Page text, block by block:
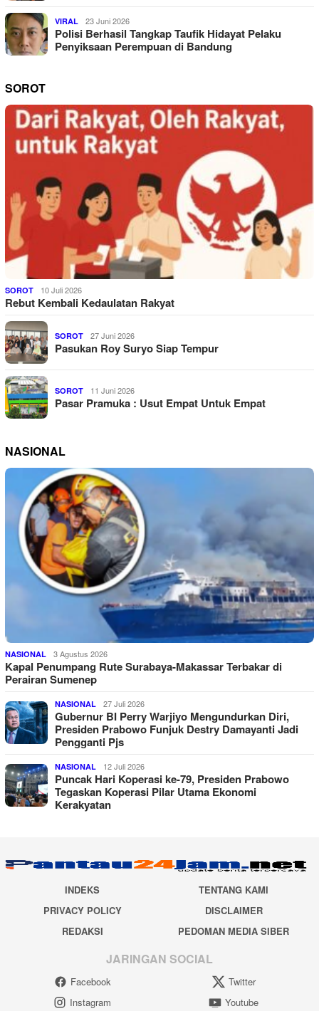
VIRAL 23 Juni 2026
Polisi Berhasil Tangkap Taufik Hidayat Pelaku
Penyiksaan Perempuan di Bandung
SOROT
SOROT 10 Juli 2026
Rebut Kembali Kedaulatan Rakyat
SOROT 27 Juni 2026
Pasukan Roy Suryo Siap Tempur
SOROT 11 Juni 2026
Pasar Pramuka : Usut Empat Untuk Empat
NASIONAL
NASIONAL 3 Agustus 2026
Kapal Penumpang Rute Surabaya-Makassar Terbakar di
Perairan Sumenep
NASIONAL 27 Juli 2026
Gubernur BI Perry Warjiyo Mengundurkan Diri,
Presiden Prabowo Funjuk Destry Damayanti Jadi
Pengganti Pjs
NASIONAL 12 Juli 2026
Puncak Hari Koperasi ke-79, Presiden Prabowo
Tegaskan Koperasi Pilar Utama Ekonomi
Kerakyatan
INDEKS
TENTANG KAMI
PRIVACY POLICY
DISCLAIMER
REDAKSI
PEDOMAN MEDIA SIBER
JARINGAN SOCIAL
Facebook
Twitter
Instagram
Youtube